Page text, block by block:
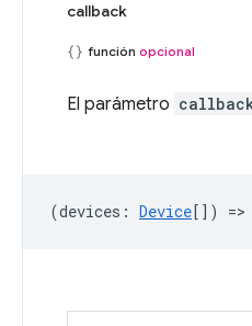
callback
función opcional
El parámetro
(devices : Device[]) =>